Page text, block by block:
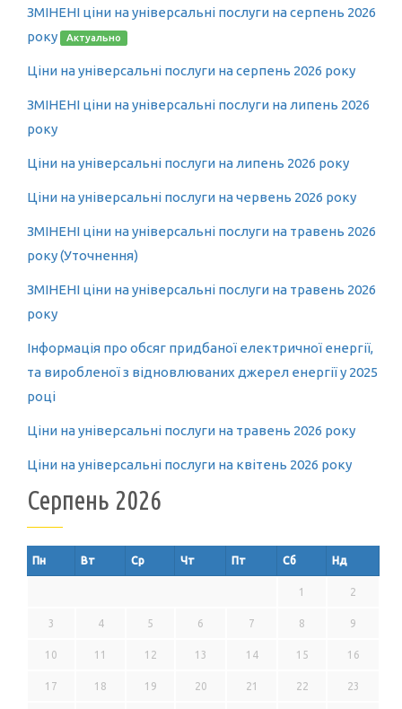
ЗМІНЕНІ ціни на універсальні послуги на серпень 2026
року
Актуально
Ціни на універсальні послуги на серпень 2026 року
ЗМІНЕНІ ціни на універсальні послуги на липень 2026
року
Ціни на універсальні послуги на липень 2026 року
Ціни на універсальні послуги на червень 2026 року
ЗМІНЕНІ ціни на універсальні послуги на травень 2026
року (Уточнення)
ЗМІНЕНІ ціни на універсальні послуги на травень 2026
року
Інформація про обсяг придбаної електричної енергії,
та виробленої з відновлюваних джерел енергії у 2025
році
Ціни на універсальні послуги на травень 2026 року
Ціни на універсальні послуги на квітень 2026 року
Серпень 2026
Пн Вт Ср Чт Пт Сб Нд
1 2
3 4 5 6 7 8 9
10 11 12 13 14 15 16
17 18 19 20 21 22 23